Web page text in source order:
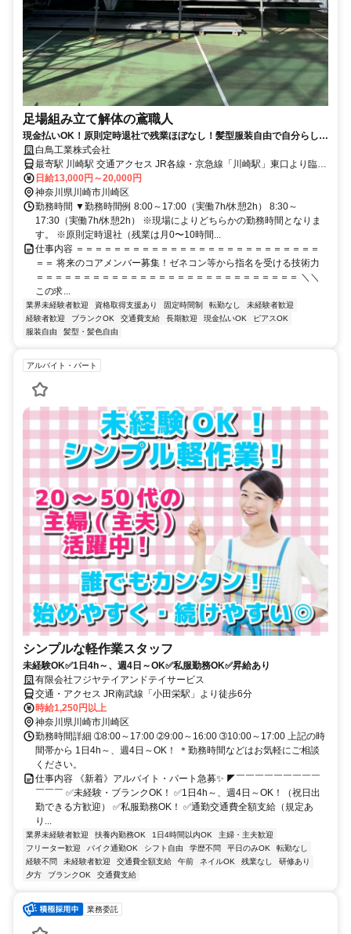
足場組み立て解体の鳶職人
現金払いOK！原則定時退社で残業ほぼなし！髪型服装自由で自分らしく
働ける正社員の足場鳶
白鳥工業株式会社
最寄駅 川崎駅 交通アクセス JR各線・京急線「川崎駅」東口より臨港
バス（川28・川30系統など）で約13分 →「京町」バス停を降りたら
目の前（徒歩1分）！ ・車/バイク通勤OK
日給13,000円～20,000円
神奈川県川崎市川崎区
勤務時間 ▼勤務時間例 8:00～17:00（実働7h/休憩2h） 8:30～
17:30（実働7h/休憩2h） ※現場によりどちらかの勤務時間となりま
す。 ※原則定時退社（残業は月0〜10時間...
仕事内容 ＝＝＝＝＝＝＝＝＝＝＝＝＝＝＝＝＝＝＝＝＝＝＝＝＝＝
＝＝ 将来のコアメンバー募集！ゼネコン等から指名を受ける技術力
＝＝＝＝＝＝＝＝＝＝＝＝＝＝＝＝＝＝＝＝＝＝＝＝＝＝＝＝ ＼＼
この求...
業界未経験者歓迎 資格取得支援あり 固定時間制 転勤なし
未経験者歓迎
経験者歓迎
ブランクOK 交通費支給 長期歓迎 現金払いOK
ピアスOK
服装自由
髪型・髪色自由
アルバイト・パート
シンプルな軽作業スタッフ
未経験OK✅1日4h～、週4日～OK✅私服勤務OK✅昇給あり
有限会社フジヤテイアンドテイサービス
交通・アクセス JR南武線「小田栄駅」より徒歩6分
時給1,250円以上
神奈川県川崎市川崎区
勤務時間詳細 ➀8:00～17:00 ➁9:00～16:00 ➂10:00～17:00 上記の時
間帯から 1日4h～、週4日～OK！ ＊勤務時間などはお気軽にご相談
ください。
仕事内容 《新着》アルバイト・パート急募✨ ◤￣￣￣￣￣￣￣￣￣
￣￣￣ ✅未経験・ブランクOK！ ✅1日4h～、週4日～OK！（祝日出
勤できる方歓迎） ✅私服勤務OK！ ✅通勤交通費全額支給（規定あ
り...
業界未経験者歓迎 扶養内勤務OK 1日4時間以内OK
主婦・主夫歓迎
フリーター歓迎
バイク通勤OK シフト自由 学歴不問 平日のみOK
転勤なし
経験不問
未経験者歓迎 交通費全額支給 午前 ネイルOK 残業なし
研修あり
夕方
ブランクOK 交通費支給
業務委託